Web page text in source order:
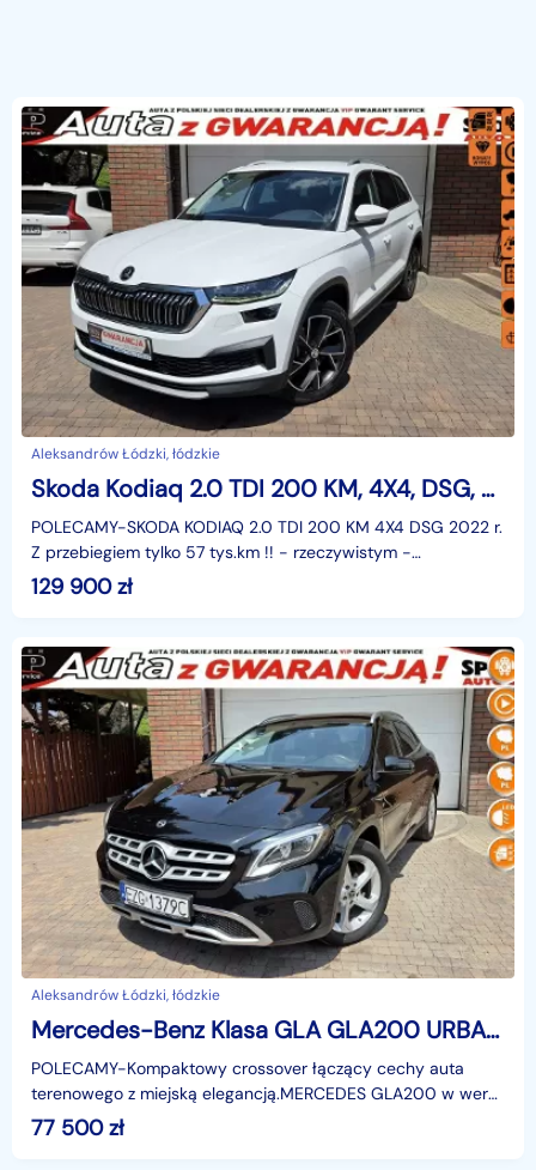
Aleksandrów Łódzki, łódzkie
Skoda Kodiaq 2.0 TDI 200 KM, 4X4, DSG, STYLE ,Salon PL,Serwis ASO tylko 57 tys km
POLECAMY-SKODA KODIAQ 2.0 TDI 200 KM 4X4 DSG 2022 r.
Z przebiegiem tylko 57 tys.km !! - rzeczywistym -
udokumentowanym. W wersji STYLE, od pierwszego
właścicie
129 900zł
Aleksandrów Łódzki, łódzkie
Mercedes-Benz Klasa GLA GLA200 URBAN + pakiet , Salon PL, serwisowany, Faktura vat
POLECAMY-Kompaktowy crossover łączący cechy auta
terenowego z miejską elegancją.MERCEDES GLA200 w wersji
URBAN + doposażenie, 2 komplety opon lato + zimaSerwiso
77 500zł